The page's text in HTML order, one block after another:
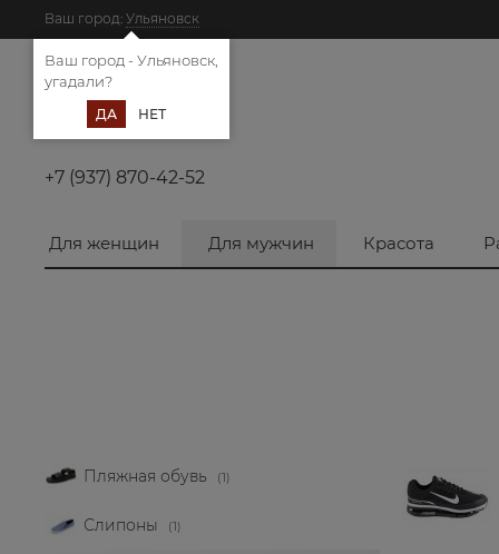
Ваш город: Ульяновск
+7 (937) 870-42-52
Для женщин Для мужчин Красота
Пляжная обувь (1)
Слипоны (1)
Ваш город - Ульяновск,
угадали?
ДА НЕТ